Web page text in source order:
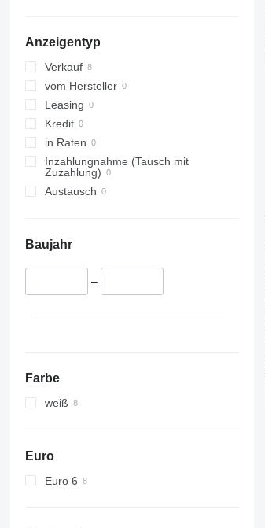
Anzeigentyp
Verkauf
vom Hersteller
Leasing
Kredit
in Raten
Inzahlungnahme (Tausch mit
Zuzahlung)
Austausch
Baujahr
–
Farbe
weiß
Euro
Euro 6